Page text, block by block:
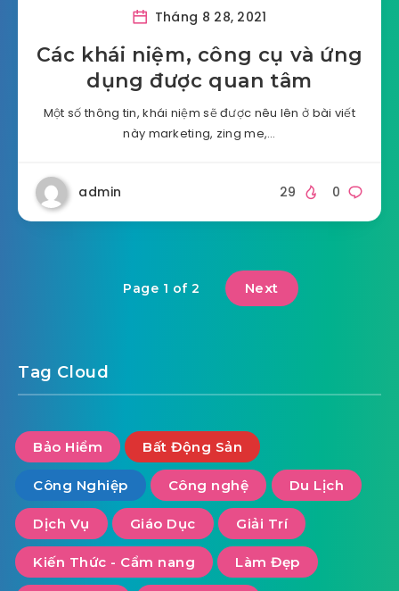
Tháng 8 28, 2021
Các khái niệm, công cụ và ứng
dụng được quan tâm
Một số thông tin, khái niệm sẽ được nêu lên ở bài viết
này marketing, zing me,…
admin 0
29
Page 1 of 2 Next
Tag Cloud
Bảo Hiểm Bất Động Sản
Công Nghiệp Công nghệ Du Lịch
Dịch Vụ Giáo Dục Giải Trí
Kiến Thức - Cẩm nang Làm Đẹp